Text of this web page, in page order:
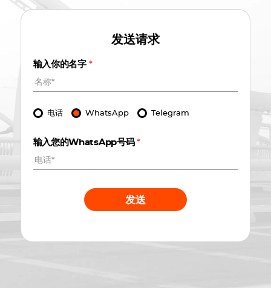
发送请求
输入你的名字 *
电话 WhatsApp Telegram
输入您的WhatsApp号码*
发送